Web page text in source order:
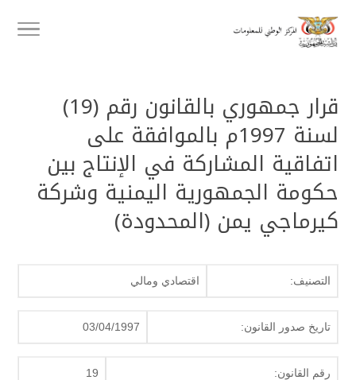
قرار جمهوري بالقانون رقم (19)
لسنة 1997م بالموافقة على
اتفاقية المشاركة في الإنتاج بين
حكومة الجمهورية اليمنية وشركة
كيرماجي يمن (المحدودة)
التصنيف: اقتصادي ومالي
تاريخ صدور القانون: 03/04/1997
رقم القانون: 19